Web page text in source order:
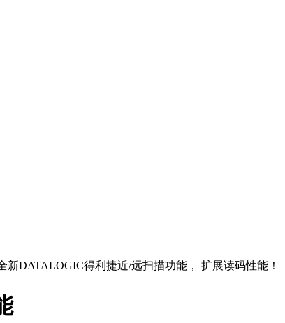
新DATALOGIC得利捷近/远扫描功能， 扩展读码性能！